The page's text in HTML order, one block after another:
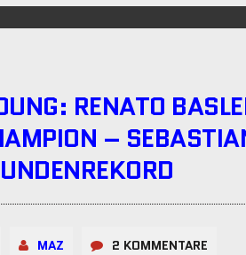
RENATO
–
MAZ 2 KOMMENTARE